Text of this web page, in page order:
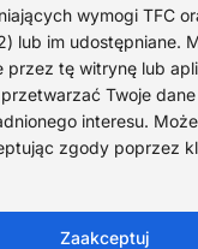
wymogi TFC
lub im udostępniane.
przez tę witrynę lub
Twoje
interesu.
zgody poprzez
Zaakceptuj
Mało znane
Wisławie
2026-07-16
Zaskakujące
2026-07-15